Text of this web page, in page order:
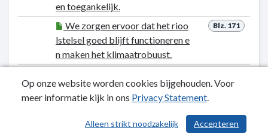
en toegankelijk.
Blz. 171
We zorgen ervoor dat het rioo
lstelsel goed blijft functioneren e
n maken het klimaatrobuust.
rnisering van ons openbare verlic
htingsbestand zodat we nog mee
r energie gaan besparen en nog sl
immer kunnen gaan verlichten.
Op onze website worden cookies bijgehouden. Voor
meer informatie kijk in ons Privacy Statement.
Accepteren
Alleen strikt noodzakelijk